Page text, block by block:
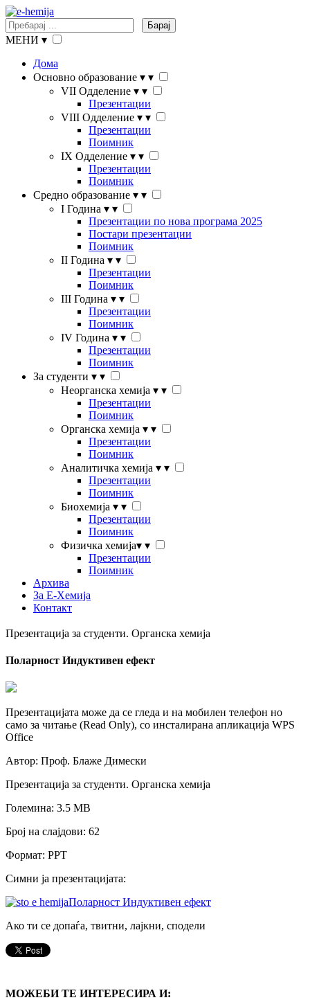
Барај
МЕНИ ▾
Дома
Основно образование ▾ ▾
VII Одделение ▾ ▾
Презентации
VIII Одделение ▾ ▾
Презентации
Поимник
IX Одделение ▾ ▾
Презентации
Поимник
Средно образование ▾ ▾
I Година ▾ ▾
Презентации по нова програма 2025
Постари презентации
Поимник
II Година ▾ ▾
Презентации
Поимник
III Година ▾ ▾
Презентации
Поимник
IV Година ▾ ▾
Презентации
Поимник
За студенти ▾ ▾
Неорганска хемија ▾ ▾
Презентации
Поимник
Органска хемија ▾ ▾
Презентации
Поимник
Аналитичка хемија ▾ ▾
Презентации
Поимник
Биохемија ▾ ▾
Презентации
Поимник
Физичка хемија▾ ▾
Презентации
Поимник
Архива
За Е-Хемија
Контакт
Презентација за студенти. Органска хемија
Поларност Индуктивен ефект
Презентацијата може да се гледа и на мобилен телефон но
само за читање (Read Only), со инсталирана апликација WPS
Office
Автор: Проф. Блаже Димески
Презентација за студенти. Oрганска хемија
Големина: 3.5 МB
Број на слајдови: 62
Формат: PPT
Симни ја презентацијата:
Поларност Индуктивен ефект
Ако ти се допаѓа, твитни, лајкни, сподели
МОЖЕБИ ТЕ ИНТЕРЕСИРА И: